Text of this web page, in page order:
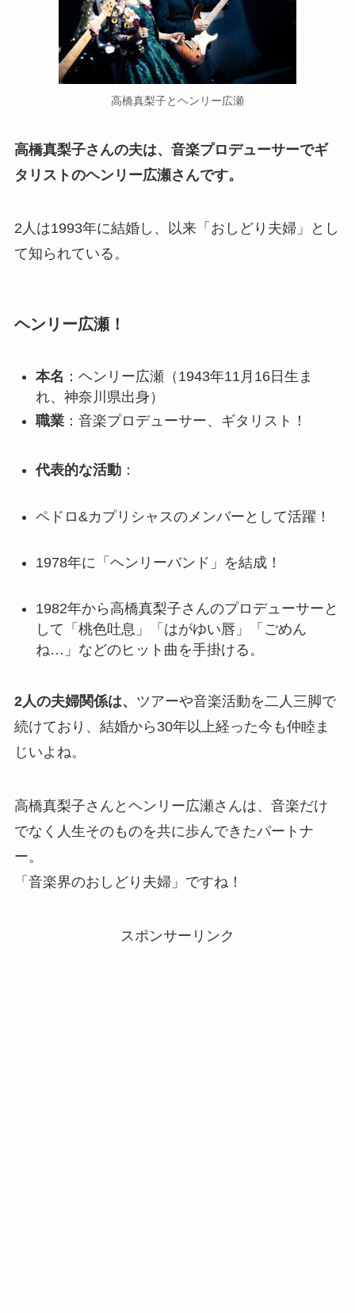
高橋真梨子とヘンリー広瀬
高橋真梨子さんの夫は、音楽プロデューサーでギ
タリストのヘンリー広瀬さんです。
2人は1993年に結婚し、以来「おしどり夫婦」とし
て知られている。
ヘンリー広瀬！
本名 ：ヘンリー広瀬（1943年11月16日生ま
れ、神奈川県出身）
職業：音楽プロデューサー、ギタリスト！
代表的な活動：
ペドロ&カプリシャスのメンバーとして活躍！
1978年に「ヘンリーバンド」を結成！
1982年から高橋真梨子さんのプロデューサーと
して「桃色吐息」「はがゆい唇」「ごめん
ね…」などのヒット曲を手掛ける。
2人の夫婦関係は、 ツアーや音楽活動を二人三脚で
続けており、結婚から30年以上経った今も仲睦ま
じいよね。
高橋真梨子さんとヘンリー広瀬さんは、音楽だけ
でなく人生そのものを共に歩んできたパートナ
ー。
「音楽界のおしどり夫婦」ですね！
スポンサーリンク